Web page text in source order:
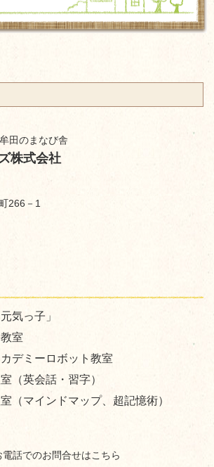
田のまなび舎
株式会社
266－1
気っ子」
室
デミーロボット教室
（英会話・習字）
（マインドマップ、超記憶術）
電話でのお問合せはこちら